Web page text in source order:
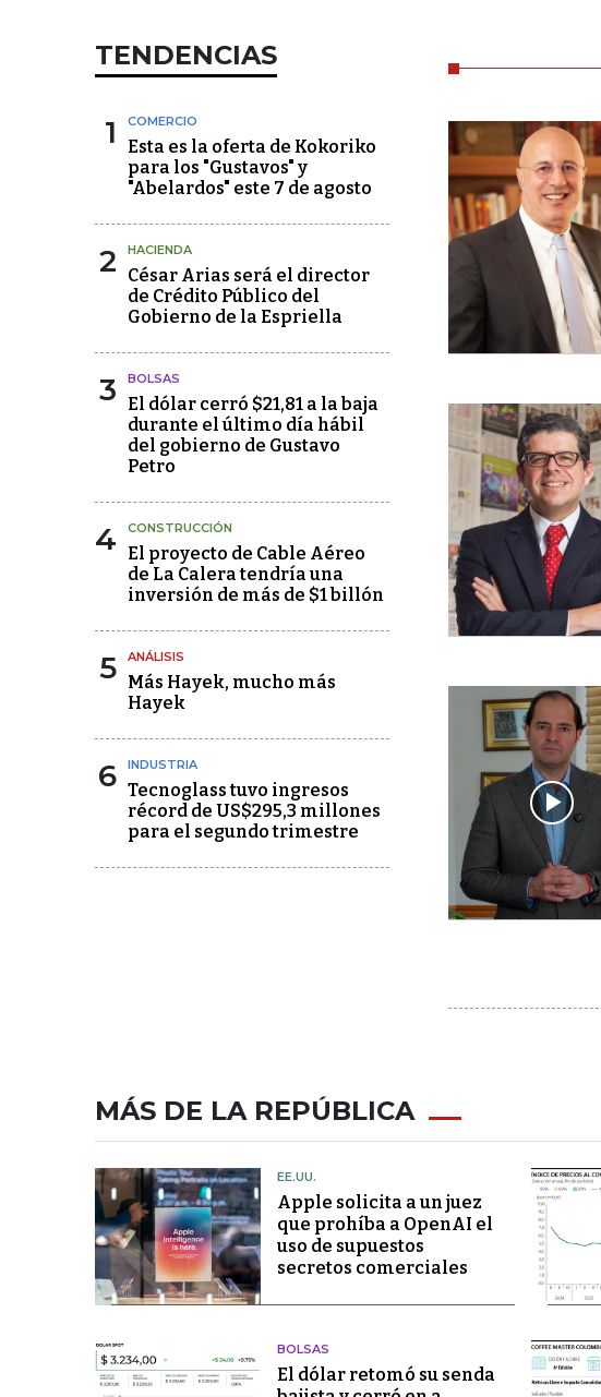
TENDENCIAS
1 COMERCIO
Esta es la oferta de Kokoriko
para los "Gustavos" y
"Abelardos" este 7 de agosto
2 HACIENDA
César Arias será el director
de Crédito Público del
Gobierno de la Espriella
3 BOLSAS
El dólar cerró $21,81 a la baja
durante el último día hábil
del gobierno de Gustavo
Petro
4 CONSTRUCCIÓN
El proyecto de Cable Aéreo
de La Calera tendría una
inversión de más de $1 billón
5 ANÁLISIS
Más Hayek, mucho más
Hayek
6 INDUSTRIA
Tecnoglass tuvo ingresos
récord de US$295,3 millones
para el segundo trimestre
MÁS DE LA REPÚBLICA
EE.UU.
Apple solicita a un juez
que prohíba a OpenAI el
uso de supuestos
secretos comerciales
BOLSAS
El dólar retomó su senda